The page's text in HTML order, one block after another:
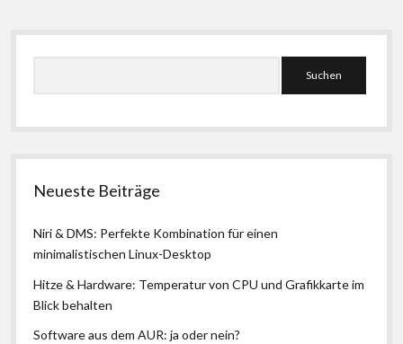
Seitenleiste
Neueste Beiträge
Niri & DMS: Perfekte Kombination für einen
minimalistischen Linux-Desktop
Hitze & Hardware: Temperatur von CPU und Grafikkarte im
Blick behalten
Software aus dem AUR: ja oder nein?